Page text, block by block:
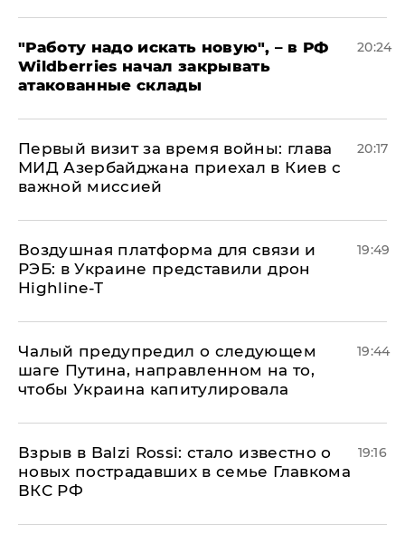
"Работу надо искать новую", – в РФ
Wildberries начал закрывать
атакованные склады
20:24
Первый визит за время войны: глава
МИД Азербайджана приехал в Киев с
важной миссией
20:17
Воздушная платформа для связи и
РЭБ: в Украине представили дрон
Highline-T
19:49
Чалый предупредил о следующем
шаге Путина, направленном на то,
чтобы Украина капитулировала
19:44
Взрыв в Balzi Rossi: стало известно о
новых пострадавших в семье Главкома
ВКС РФ
19:16